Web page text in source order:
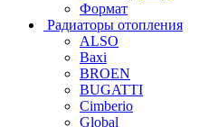
Формат
Радиаторы отопления
ALSO
Baxi
BROEN
BUGATTI
Cimberio
Global